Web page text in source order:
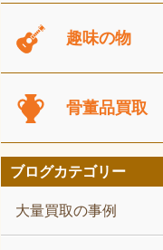
趣味の物
骨董品買取
ブログカテゴリー
大量買取の事例